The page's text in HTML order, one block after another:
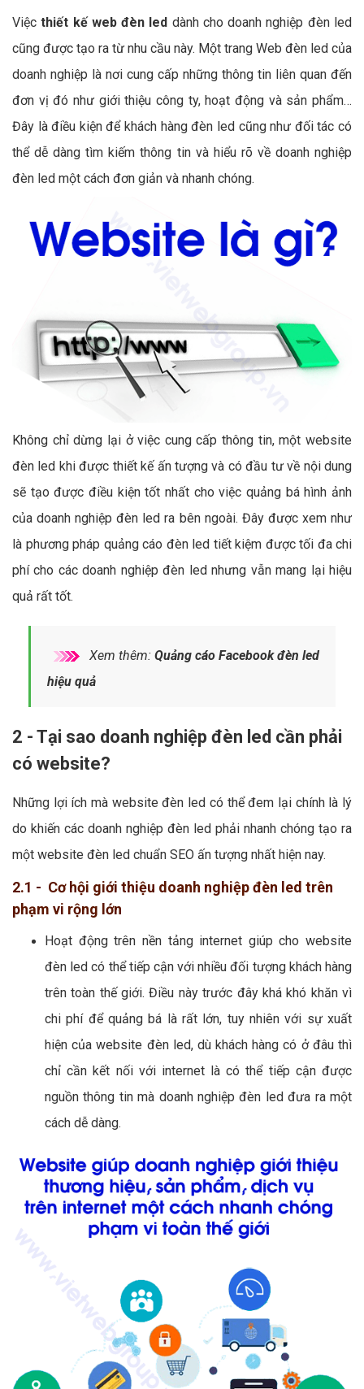
Việcthiết kế web đèn led dành cho doanh nghiệp đèn led
cũng được tạo ra từ nhu cầu này. Một trang Web đèn led của
doanh nghiệp là nơi cung cấp những thông tin liên quan đến
đơn vị đó như giới thiệu công ty, hoạt động và sản phẩm…
Đây là điều kiện để khách hàng đèn led cũng như đối tác có
thể dễ dàng tìm kiếm thông tin và hiểu rõ về doanh nghiệp
đèn led một cách đơn giản và nhanh chóng.
Không chỉ dừng lại ở việc cung cấp thông tin, một website
đèn led khi được thiết kế ấn tượng và có đầu tư về nội dung
sẽ tạo được điều kiện tốt nhất cho việc quảng bá hình ảnh
của doanh nghiệp đèn led ra bên ngoài. Đây được xem như
là phương pháp quảng cáo đèn led tiết kiệm được tối đa chi
phí cho các doanh nghiệp đèn led nhưng vẫn mang lại hiệu
quả rất tốt.
Xem thêm: Quảng cáo Facebook đèn led
hiệu quả
2 - Tại sao doanh nghiệp đèn led cần phải
có website?
Những lợi ích mà website đèn led có thể đem lại chính là lý
do khiến các doanh nghiệp đèn led phải nhanh chóng tạo ra
một website đèn led chuẩn SEO ấn tượng nhất hiện nay.
2.1 - Cơ hội giới thiệu doanh nghiệp đèn led trên
phạm vi rộng lớn
Hoạt động trên nền tảng internet giúp cho website
đèn led có thể tiếp cận với nhiều đối tượng khách hàng
trên toàn thế giới. Điều này trước đây khá khó khăn vì
chi phí để quảng bá là rất lớn, tuy nhiên với sự xuất
hiện của website đèn led, dù khách hàng có ở đâu thì
chỉ cần kết nối với internet là có thể tiếp cận được
nguồn thông tin mà doanh nghiệp đèn led đưa ra một
cách dễ dàng.